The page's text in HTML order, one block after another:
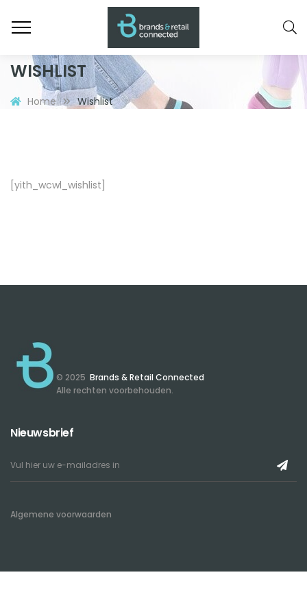
WISHLIST
Home Wishlist
[yith_wcwl_wishlist]
© 2025 Brands & Retail Connected
Alle rechten voorbehouden.
Nieuwsbrief
Algemene voorwaarden